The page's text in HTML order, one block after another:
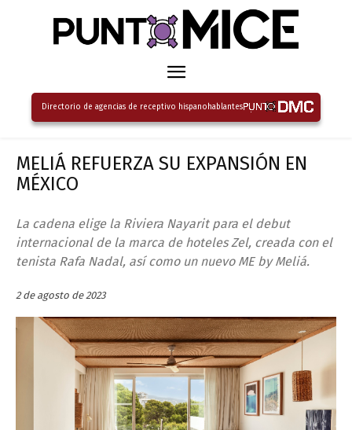
Directorio de agencias de receptivo hispanohablantes
MELIÁ REFUERZA SU EXPANSIÓN EN
MÉXICO
La cadena elige la Riviera Nayarit para el debut
internacional de la marca de hoteles Zel, creada con el
tenista Rafa Nadal, así como un nuevo ME by Meliá.
2 de agosto de 2023